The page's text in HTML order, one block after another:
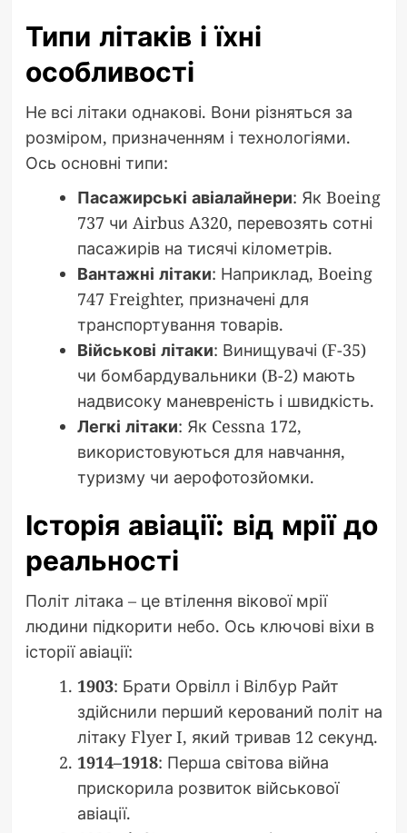
Типи літаків і їхні
особливості
Не всі літаки однакові. Вони різняться за
розміром, призначенням і технологіями.
Ось основні типи:
Пасажирські авіалайнери: Як Boeing
737 чи Airbus A320, перевозять сотні
пасажирів на тисячі кілометрів.
Вантажні літаки: Наприклад, Boeing
747 Freighter, призначені для
транспортування товарів.
Військові літаки: Винищувачі (F-35)
чи бомбардувальники (B-2) мають
надвисоку маневреність і швидкість.
Легкі літаки: Як Cessna 172,
використовуються для навчання,
туризму чи аерофотозйомки.
Історія авіації: від мрії до
реальності
Політ літака – це втілення вікової мрії
людини підкорити небо. Ось ключові віхи в
історії авіації:
1903: Брати Орвілл і Вілбур Райт
здійснили перший керований політ на
літаку Flyer I, який тривав 12 секунд.
1914–1918: Перша світова війна
прискорила розвиток військової
авіації.